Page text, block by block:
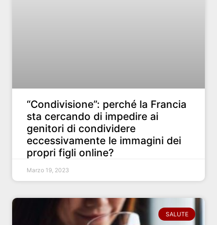
“Condivisione”: perché la Francia
sta cercando di impedire ai
genitori di condividere
eccessivamente le immagini dei
propri figli online?
Marzo 19, 2023
SALUTE